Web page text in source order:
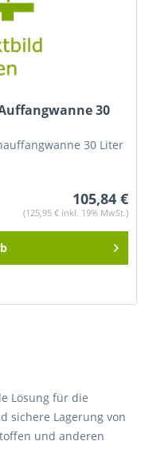
30
30 Liter
105,84 €
(125,95 € inkl. 19% MwSt.)
Lösung für die
sichere Lagerung von
und anderen